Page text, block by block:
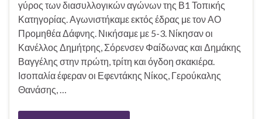
γύρος των διασυλλογικών αγώνων της Β1 Τοπικής
Κατηγορίας. Αγωνιστήκαμε εκτός έδρας με τον ΑΟ
Προμηθέα Δάφνης. Νικήσαμε με 5-3. Νίκησαν οι
Κανέλλος Δημήτρης, Σόρενσεν Φαίδωνας και Δημάκης
Βαγγέλης στην πρώτη, τρίτη και όγδοη σκακιέρα.
Ισοπαλία έφεραν οι Εφεντάκης Νίκος, Γερούκαλης
Θανάσης, …